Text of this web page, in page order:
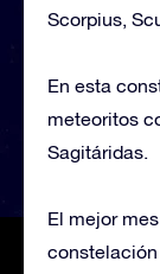
Scorpius,
En esta
meteoritos
Sagitáridas.
El mejor
constelación